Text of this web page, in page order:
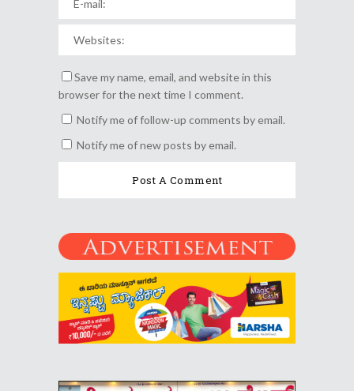
Save my name, email, and website in this
browser for the next time I comment.
Notify me of follow-up comments by email.
Notify me of new posts by email.